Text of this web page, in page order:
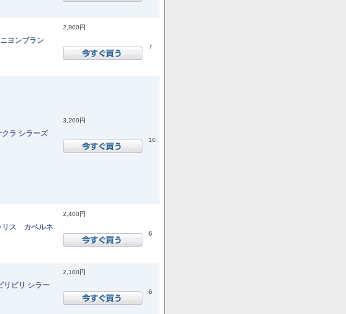
ヨンブラン
2,900円
7
クラ シラーズ
3,200円
10
リス カベルネ
2,400円
6
ビリ シラー
2,100円
6